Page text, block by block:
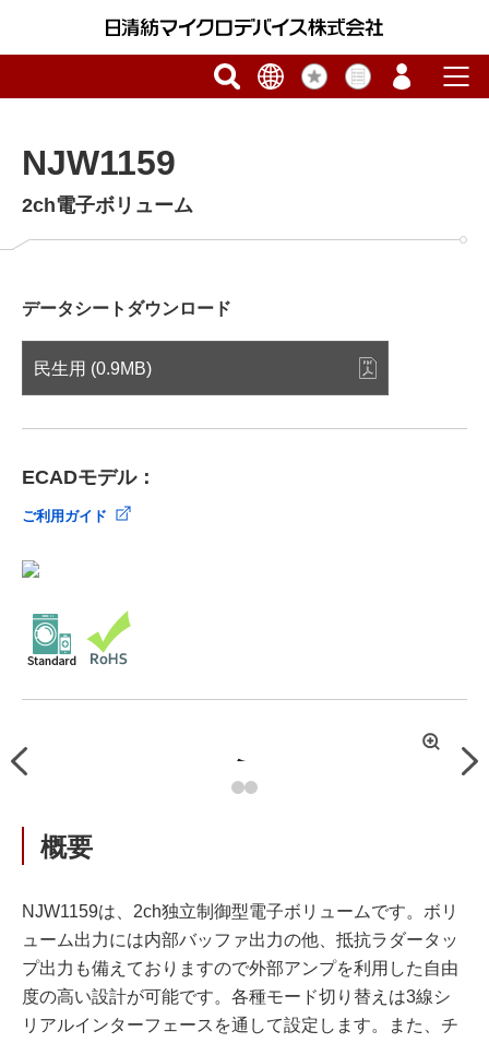
NJW1159
2ch電子ボリューム
データシートダウンロード
民生用 (0.9MB)
ECADモデル：
ご利用ガイド
Previous
拡
概要
NJW1159は、2ch独立制御型電子ボリュームです。ボリ
ューム出力には内部バッファ出力の他、抵抗ラダータッ
プ出力も備えておりますので外部アンプを利用した自由
度の高い設計が可能です。各種モード切り替えは3線シ
リアルインターフェースを通して設定します。また、チ